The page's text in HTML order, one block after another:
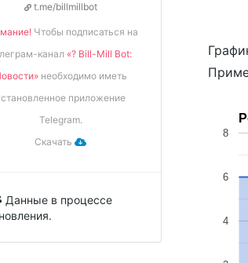
t.me/billmillbot
Чтобы подписаться на
канал «? Bill-Mill Bot:
необходимо иметь
приложение
Telegram.
Скачать
Данные в процессе
4
6
8